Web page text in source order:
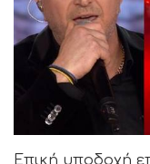
Επική υποδοχή